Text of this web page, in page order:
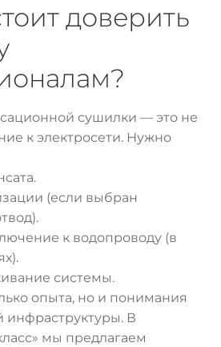
доверить
сушилки — это не
к электросети. Нужно
(если выбран
к водопроводу (в
системы.
опыта, но и понимания
В
мы предлагаем